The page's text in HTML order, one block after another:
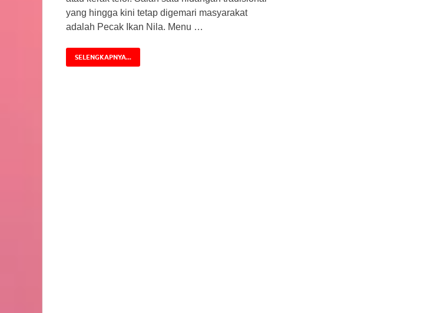
yang hingga kini tetap digemari masyarakat
adalah Pecak Ikan Nila. Menu …
SELENGKAPNYA...